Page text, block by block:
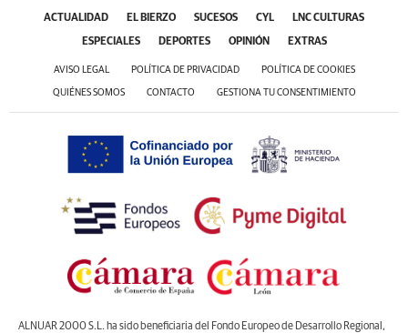
ACTUALIDAD EL BIERZO SUCESOS CYL LNC CULTURAS
ESPECIALES DEPORTES OPINIÓN EXTRAS
AVISO LEGAL POLÍTICA DE PRIVACIDAD POLÍTICA DE COOKIES
QUIÉNES SOMOS CONTACTO GESTIONA TU CONSENTIMIENTO
ALNUAR 2000 S.L. ha sido beneficiaria del Fondo Europeo de Desarrollo Regional,